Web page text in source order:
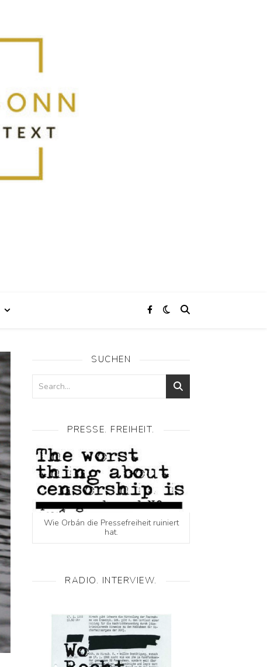
SUCHEN
PRESSE. FREIHEIT.
Wie Orbán die Pressefreiheit ruiniert
hat.
RADIO. INTERVIEW.